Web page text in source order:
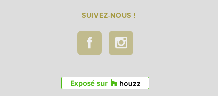
SUIVEZ-NOUS !